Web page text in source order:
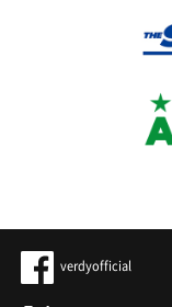
verdyofficial